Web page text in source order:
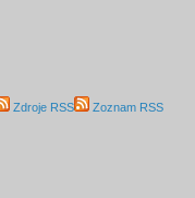
Zdroje RSS Zoznam RSS